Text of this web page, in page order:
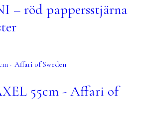
– röd pappersstjärna
55cm - Affari of